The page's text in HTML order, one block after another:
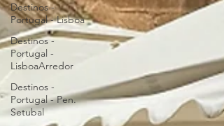
Destinos -
Portugal - Lisboa
Destinos -
Portugal -
LisboaArredor
Destinos -
Portugal - Pen.
Setubal